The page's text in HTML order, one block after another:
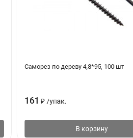
Саморез по дереву 4,8*95, 100 шт
161 ₽ /упак.
В корзину